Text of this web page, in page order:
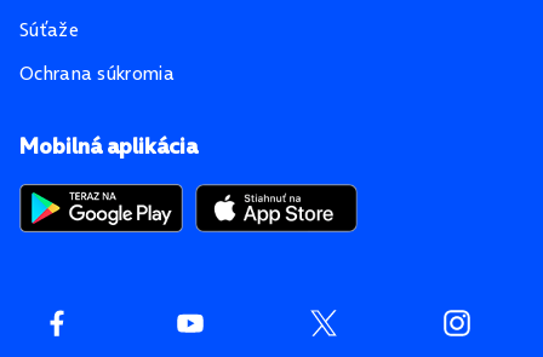
Mobilná aplikácia
Súťaže
Ochrana súkromia